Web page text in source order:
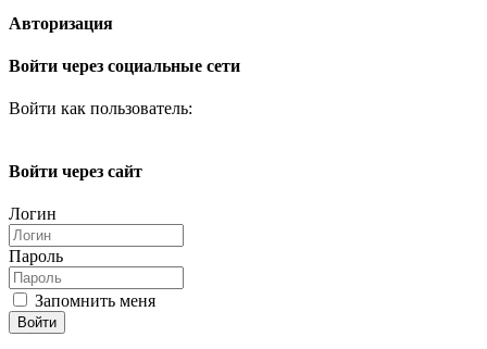
Авторизация
Войти через социальные сети
Войти как пользователь:
Войти через сайт
Логин
Пароль
Запомнить меня